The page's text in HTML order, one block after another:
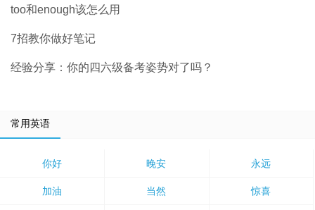
too和enough该怎么用
7招教你做好笔记
经验分享：你的四六级备考姿势对了吗？
常用英语
你好 晚安 永远
加油 当然 惊喜